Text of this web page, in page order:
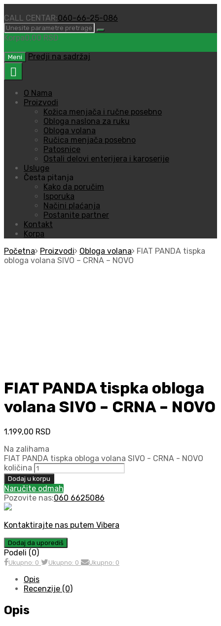
CALL CENTAR:060-66-25-086
Korpa0,00 RSD
Meni Predji na sadržaj
O Nama
Proizvodi
Kožica menjača i ručne posebno
Obloga naslona za ruku
Obloga volana
Ručica menjača posebno
Patosnice
Ostali delovi enterijera i karoserije
Usluge
Česta pitanja
Kako da poručim
Isporuka
Načini plaćanja
Postanite partner
Kontakt
Korpa
Početna
Proizvodi Obloga volana
FIAT PANDA tispka
obloga volana SIVO – CRNA – NOVO
FIAT PANDA tispka obloga
volana SIVO – CRNA – NOVO
1.199,00 RSD
Na zalihama
FIAT PANDA tispka obloga volana SIVO - CRNA - NOVO
količina
Dodaj u korpu
Naručite odmah
Pozovite nas:060 6625086
Kontaktirajte nas putem Vibera
Dodaj da uporediš
Podeli (0)
Ukupno: 0 Ukupno: 0 Ukupno: 0
Opis
Recenzije (0)
Opis